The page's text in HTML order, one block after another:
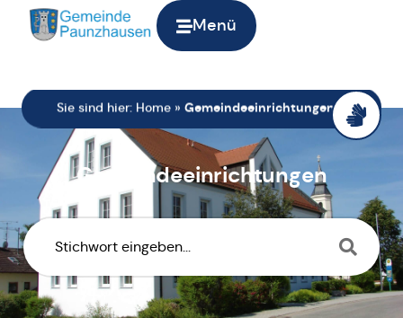
Menü
Sie sind hier: Home » Gemeindeeinrichtungen
Gemeindeeinrichtungen